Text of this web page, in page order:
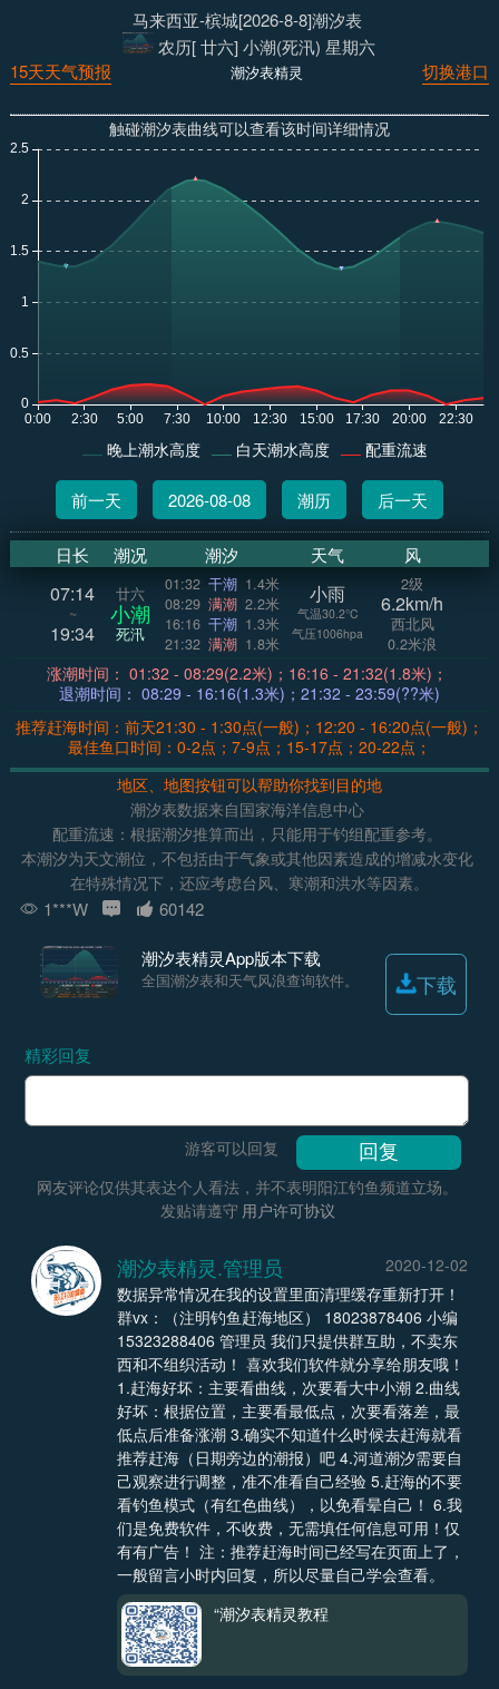
马来西亚-槟城[2026-8-8]潮汐表
农历[ 廿六] 小潮(死汛) 星期六
切换港口
潮汐表精灵
15天天气预报
触碰潮汐表曲线可以查看该时间详细情况
晚上潮水高度 白天潮水高度 配重流速
前一天 2026-08-08 潮历 后一天
日长 潮况 潮汐 天气 风
07:14
~
19:34
廿六
小潮
死汛
01:32 干潮 1.4米
08:29 满潮 2.2米
16:16 干潮 1.3米
21:32 满潮 1.8米
小雨
气温30.2°C
气压1006hpa
2级
6.2km/h
西北风
0.2米浪
涨潮时间： 01:32 - 08:29(2.2米)；16:16 - 21:32(1.8米)；
退潮时间： 08:29 - 16:16(1.3米)；21:32 - 23:59(??米)
推荐赶海时间：前天21:30 - 1:30点(一般)；12:20 - 16:20点(一般)；
最佳鱼口时间：0-2点；7-9点；15-17点；20-22点；
地区、地图按钮可以帮助你找到目的地
潮汐表数据来自国家海洋信息中心
配重流速：根据潮汐推算而出，只能用于钓组配重参考。
本潮汐为天文潮位，不包括由于气象或其他因素造成的增减水变化
在特殊情况下，还应考虑台风、寒潮和洪水等因素。
1***W 60142
潮汐表精灵App版本下载
全国潮汐表和天气风浪查询软件。 下载
精彩回复
游客可以回复
网友评论仅供其表达个人看法，并不表明阳江钓鱼频道立场。
发贴请遵守 用户许可协议
潮汐表精灵.管理员
2020-12-02
数据异常情况在我的设置里面清理缓存重新打开！
群vx：（注明钓鱼赶海地区） 18023878406 小编
15323288406 管理员 我们只提供群互助，不卖东
西和不组织活动！ 喜欢我们软件就分享给朋友哦！
1.赶海好坏：主要看曲线，次要看大中小潮 2.曲线
好坏：根据位置，主要看最低点，次要看落差，最
低点后准备涨潮 3.确实不知道什么时候去赶海就看
推荐赶海（日期旁边的潮报）吧 4.河道潮汐需要自
己观察进行调整，准不准看自己经验 5.赶海的不要
看钓鱼模式（有红色曲线），以免看晕自己！ 6.我
们是免费软件，不收费，无需填任何信息可用！仅
有有广告！ 注：推荐赶海时间已经写在页面上了，
一般留言小时内回复，所以尽量自己学会查看。
“潮汐表精灵教程